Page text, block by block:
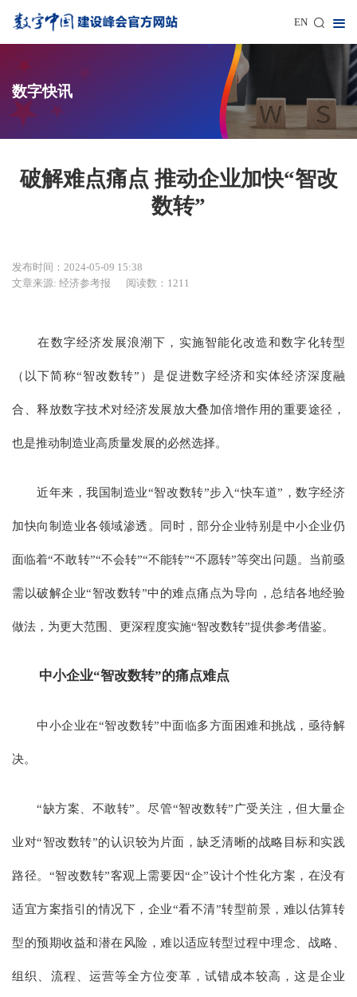
EN
数字快讯
破解难点痛点 推动企业加快“智改
数转”
发布时间：2024-05-09 15:38
文章来源: 经济参考报
阅读数：1211
在数字经济发展浪潮下，实施智能化改造和数字化转型
（以下简称“智改数转”）是促进数字经济和实体经济深度融
合、释放数字技术对经济发展放大叠加倍增作用的重要途径，
也是推动制造业高质量发展的必然选择。
近年来，我国制造业“智改数转”步入“快车道”，数字经济
加快向制造业各领域渗透。同时，部分企业特别是中小企业仍
面临着“不敢转”“不会转”“不能转”“不愿转”等突出问题。当前亟
需以破解企业“智改数转”中的难点痛点为导向，总结各地经验
做法，为更大范围、更深程度实施“智改数转”提供参考借鉴。
中小企业“智改数转”的痛点难点
中小企业在“智改数转”中面临多方面困难和挑战，亟待解
决。
“缺方案、不敢转”。尽管“智改数转”广受关注，但大量企
业对“智改数转”的认识较为片面，缺乏清晰的战略目标和实践
路径。“智改数转”客观上需要因“企”设计个性化方案，在没有
适宜方案指引的情况下，企业“看不清”转型前景，难以估算转
型的预期收益和潜在风险，难以适应转型过程中理念、战略、
组织、流程、运营等全方位变革，试错成本较高，这是企业